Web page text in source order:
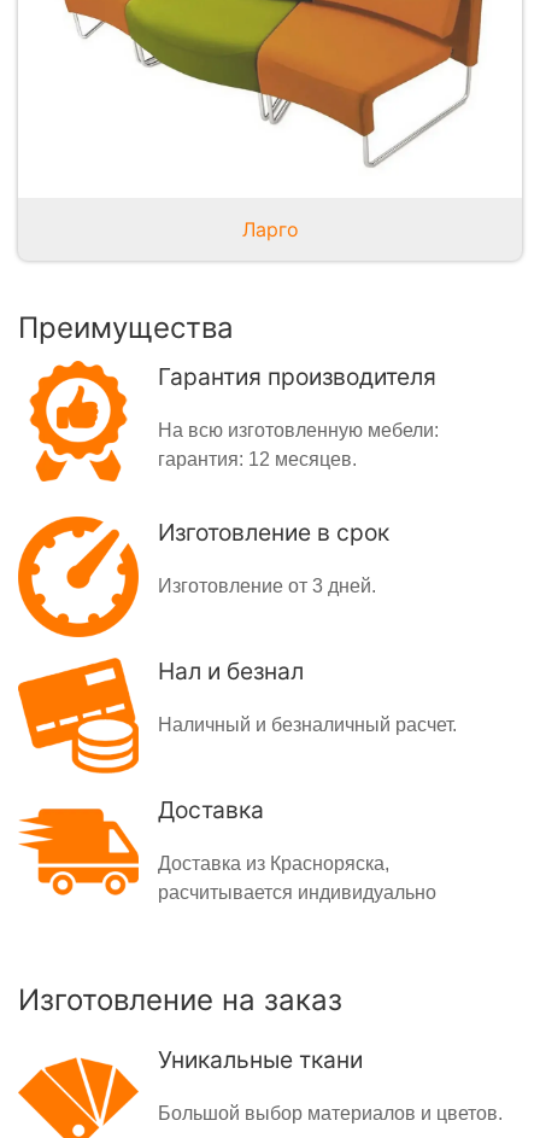
Ларго
Преимущества
Гарантия производителя
На всю изготовленную мебели:
гарантия: 12 месяцев.
Изготовление в срок
Изготовление от 3 дней.
Нал и безнал
Наличный и безналичный расчет.
Доставка
Доставка из Красноряска,
расчитывается индивидуально
Изготовление на заказ
Уникальные ткани
Большой выбор материалов и цветов.